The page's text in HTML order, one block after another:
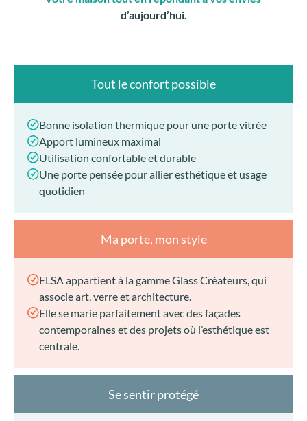
d’aujourd’hui.
Tout le confort possible
Bonne isolation thermique pour une porte vitrée
Apport lumineux maximal
Utilisation confortable et durable
Une porte pensée pour allier esthétique et usage
quotidien
Ma porte, mon style
ELSA appartient à la gamme Glass Créateurs, qui
associe art, verre et architecture.
Elle se marie parfaitement avec des façades
contemporaines et des projets où l’esthétique est
centrale.
Se sentir protégé